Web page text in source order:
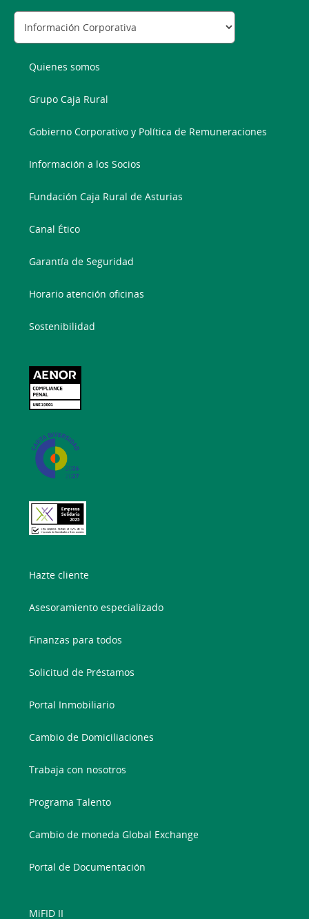
Quienes somos
Grupo Caja Rural
Gobierno Corporativo y Política de Remuneraciones
Información a los Socios
Fundación Caja Rural de Asturias
Canal Ético
Garantía de Seguridad
Horario atención oficinas
Sostenibilidad
Hazte cliente
Asesoramiento especializado
Finanzas para todos
Solicitud de Préstamos
Portal Inmobiliario
Cambio de Domiciliaciones
Trabaja con nosotros
Programa Talento
Cambio de moneda Global Exchange
Portal de Documentación
MiFID II